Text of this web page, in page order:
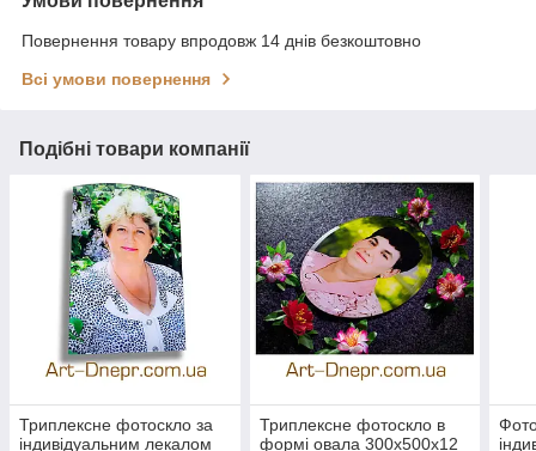
Повернення товару впродовж 14 днів безкоштовно
Всі умови повернення
Подібні товари компанії
Триплексне фотоскло за
індивідуальним лекалом
Триплексне фотоскло в
формі овала 300х500х12